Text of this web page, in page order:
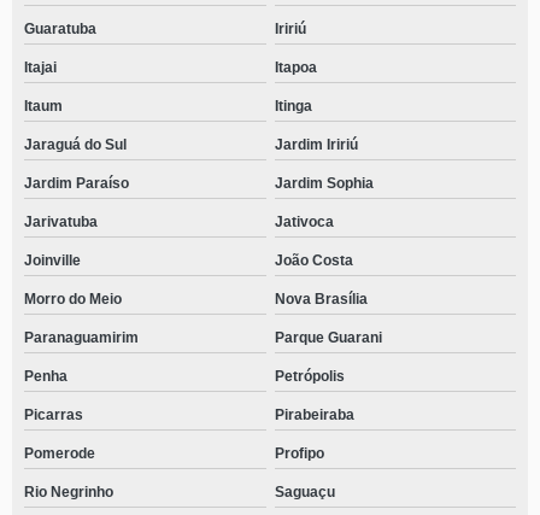
Guaratuba Iririú
Itajai Itapoa
Itaum Itinga
Jaraguá do Sul Jardim Iririú
Jardim Paraíso Jardim Sophia
Jarivatuba Jativoca
Joinville João Costa
Morro do Meio Nova Brasília
Paranaguamirim Parque Guarani
Penha Petrópolis
Picarras Pirabeiraba
Pomerode Profipo
Rio Negrinho Saguaçu